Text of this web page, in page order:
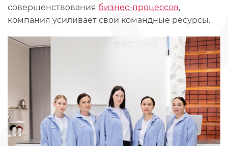
совершенствования бизнес-процессов,
компания усиливает свои командные ресурсы.